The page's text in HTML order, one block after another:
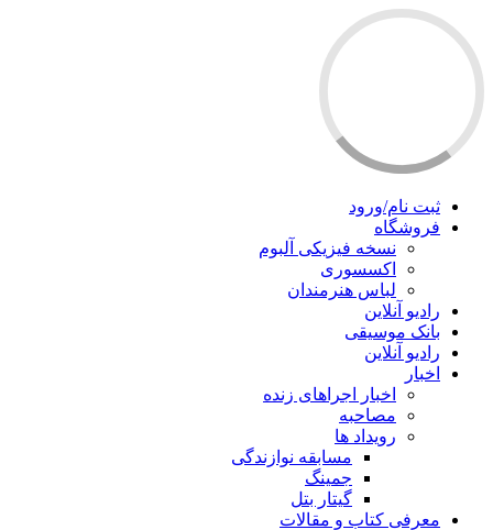
ثبت نام/ورود
فروشگاه
نسخه فیزیکی آلبوم
اکسسوری
لباس هنرمندان
رادیو آنلاین
بانک موسیقی
رادیو آنلاین
اخبار
اخبار اجراهای زنده
مصاحبه
رویداد ها
مسابقه نوازندگی
جمینگ
گیتار بتل
معرفی کتاب و مقالات